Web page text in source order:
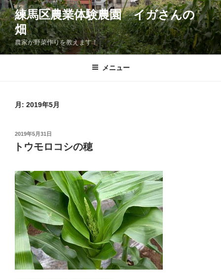
コ
ン
テ
ン
ツ
練馬区農業体験農園 イガさんの
畑
農家が野菜作りを教えます！
メニュー
月: 2019年5月
投
稿
日:
2019年5月31日
トウモロコシの穂